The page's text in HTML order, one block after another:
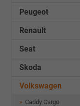
Peugeot
Renault
Seat
Skoda
Volkswagen
Caddy Cargo